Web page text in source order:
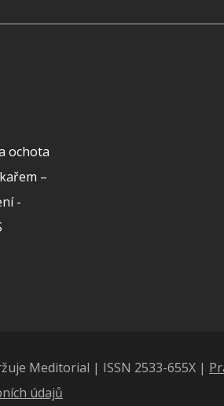
ochota
–
-
Meditorial | ISSN 2533-655X |
údajů